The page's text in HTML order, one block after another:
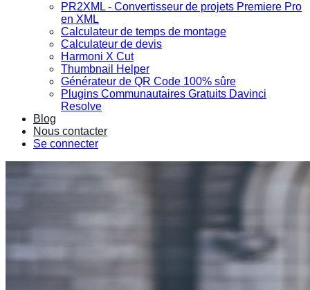
PR2XML - Convertisseur de projets Premiere Pro
en XML
Calculateur de temps de montage
Calculateur de devis
Harmoni X Cut
Thumbnail Helper
Générateur de QR Code 100% sûre
Plugins Communautaires Gratuits Davinci
Resolve
Blog
Nous contacter
Se connecter